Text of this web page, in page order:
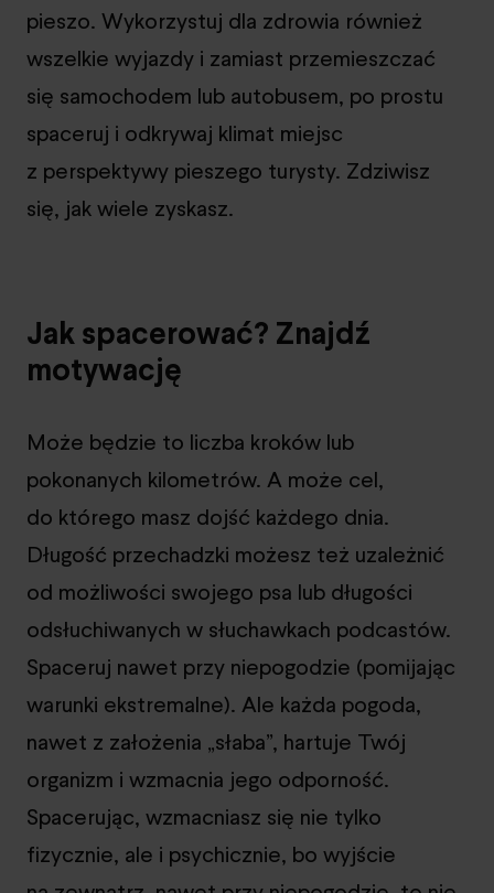
pieszo. Wykorzystuj dla zdrowia również
wszelkie wyjazdy i zamiast przemieszczać
się samochodem lub autobusem, po prostu
spaceruj i odkrywaj klimat miejsc
z perspektywy pieszego turysty. Zdziwisz
się, jak wiele zyskasz.
Jak spacerować? Znajdź
motywację
Może będzie to liczba kroków lub
pokonanych kilometrów. A może cel,
do którego masz dojść każdego dnia.
Długość przechadzki możesz też uzależnić
od możliwości swojego psa lub długości
odsłuchiwanych w słuchawkach podcastów.
Spaceruj nawet przy niepogodzie (pomijając
warunki ekstremalne). Ale każda pogoda,
nawet z założenia „słaba”, hartuje Twój
organizm i wzmacnia jego odporność.
Spacerując, wzmacniasz się nie tylko
fizycznie, ale i psychicznie, bo wyjście